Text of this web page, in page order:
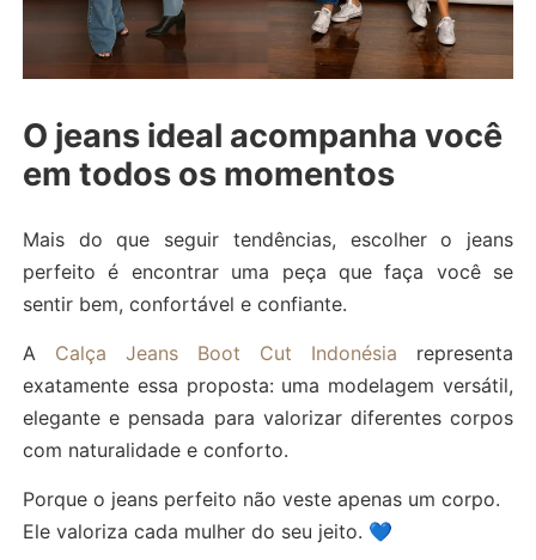
O jeans ideal acompanha você
em todos os momentos
Mais do que seguir tendências, escolher o jeans
perfeito é encontrar uma peça que faça você se
sentir bem, confortável e confiante.
A Calça Jeans Boot Cut Indonésia representa
exatamente essa proposta: uma modelagem versátil,
elegante e pensada para valorizar diferentes corpos
com naturalidade e conforto.
Porque o jeans perfeito não veste apenas um corpo.
Ele valoriza cada mulher do seu jeito. 💙